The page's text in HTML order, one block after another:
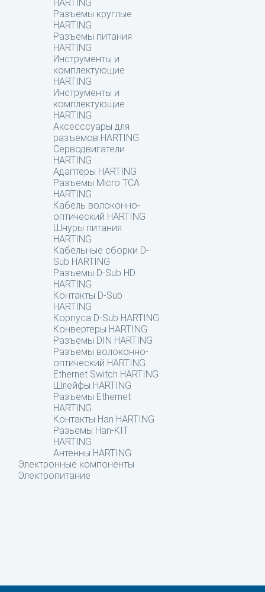
HARTING
Разъемы круглые
HARTING
Разъемы питания
HARTING
Инструменты и
комплектующие
HARTING
Инструменты и
комплектующие
HARTING
Аксесссуары для
разъемов HARTING
Серводвигатели
HARTING
Адаптеры HARTING
Разъемы Micro TCA
HARTING
Кабель волоконно-
оптический HARTING
Шнуры питания
HARTING
Кабельные сборки D-
Sub HARTING
Разъемы D-Sub HD
HARTING
Контакты D-Sub
HARTING
Корпуса D-Sub HARTING
Конвертеры HARTING
Разъемы DIN HARTING
Разъемы волоконно-
оптический HARTING
Ethernet Switch HARTING
Шлейфы HARTING
Разъемы Ethernet
HARTING
Контакты Han HARTING
Разьемы Han-KIT
HARTING
Антенны HARTING
Электронные компоненты
Электропитание